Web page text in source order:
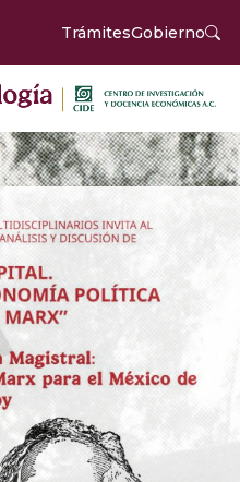
TrámitesGobierno